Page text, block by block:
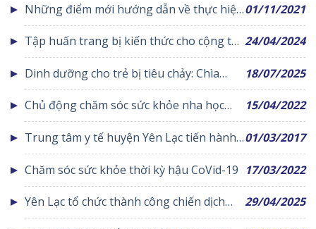
Những điểm mới hướng dẫn về thực hiện
xét nghiệm để thích ứng an toàn, linh
hoạt, kiểm soát hiệu quả dịch COVID-19
01/11/2021
Tập huấn trang bị kiến thức cho cộng tác
viên dân số
24/04/2024
Dinh dưỡng cho trẻ bị tiêu chảy: Chìa
khoá giúp trẻ hồi phục nhanh chóng
18/07/2025
Chủ động chăm sóc sức khỏe nha học
đường
15/04/2022
Trung tâm y tế huyện Yên Lạc tiến hành
Khám chữa bệnh theo yêu cầu trở lại vào
các ngày chủ nhật hàng tuần
01/03/2017
Chăm sóc sức khỏe thời kỳ hậu CoVid-19 17/03/2022
Yên Lạc tổ chức thành công chiến dịch
tiêm chủng phòng chống bệnh sởi tại
29/04/2025